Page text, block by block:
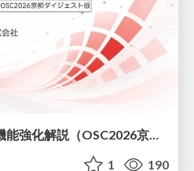
Redmine 7.0 新機能・機能強化解説（OSC2026京都ダイジェスト版）
1 190